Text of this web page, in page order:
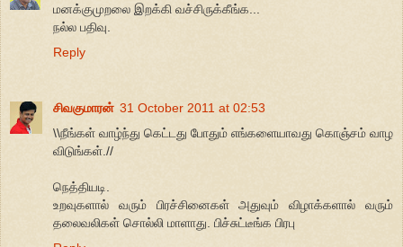
மனக்குமுறலை இறக்கி வச்சிருக்கீங்க...
நல்ல பதிவு.
Reply
சிவகுமாரன் 31 October 2011 at 02:53
\\நீங்கள் வாழ்ந்து கெட்டது போதும் எங்களையாவது கொஞ்சம் வாழ
விடுங்கள்.//
நெத்தியடி.
உறவுகளால் வரும் பிரச்சினைகள் அதுவும் விழாக்களால் வரும்
தலைவலிகள் சொல்லி மாளாது. பிச்சுட்டீங்க பிரபு